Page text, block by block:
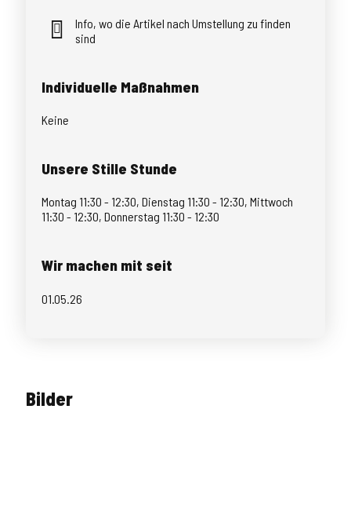
Info, wo die Artikel nach Umstellung zu finden
sind
Individuelle Maßnahmen
Keine
Unsere Stille Stunde
Montag 11:30 - 12:30, Dienstag 11:30 - 12:30, Mittwoch
11:30 - 12:30, Donnerstag 11:30 - 12:30
Wir machen mit seit
01.05.26
Bilder